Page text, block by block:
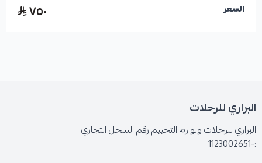
السعر ٧٥٠
البراري للرحلات
البراري للرحلات ولوازم التخييم رقم السجل التجاري
:-1123002651